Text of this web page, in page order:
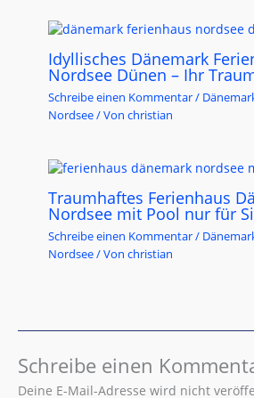
Idyllisches Dänemark
Nordsee Dünen – Ihr
Schreibe einen Kommentar/
Nordsee/ Vonchristian
Traumhaftes Ferienhaus
Nordsee mit Pool nur für
Schreibe einen Kommentar/
Nordsee/ Vonchristian
Schreibe einen
Deine E-Mail-Adresse wird nicht